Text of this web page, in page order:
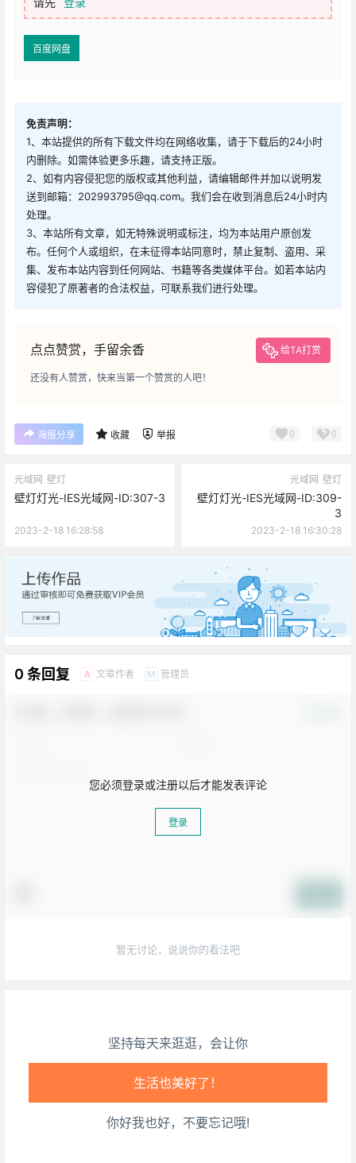
百度网盘
免责声明：
1、本站提供的所有下载文件均在网络收集，请于下载后的24小时
内删除。如需体验更多乐趣，请支持正版。
2、如有内容侵犯您的版权或其他利益，请编辑邮件并加以说明发
送到邮箱：202993795@qq.com。我们会在收到消息后24小时内
处理。
3、本站所有文章，如无特殊说明或标注，均为本站用户原创发
布。任何个人或组织，在未征得本站同意时，禁止复制、盗用、采
集、发布本站内容到任何网站、书籍等各类媒体平台。如若本站内
容侵犯了原著者的合法权益，可联系我们进行处理。
点点赞赏，手留余香 给TA打赏
还没有人赞赏，快来当第一个赞赏的人吧！
海报分享 收藏 举报 0 0
光域网 壁灯
壁灯灯光-IES光域网-ID:307-3
2023-2-18 16:28:58
光域网 壁灯
壁灯灯光-IES光域网-ID:309-
3
2023-2-18 16:30:28
广告
0 条回复 A 文章作者 M 管理员
您必须登录或注册以后才能发表评论
登录
暂无讨论，说说你的看法吧
坚持每天来逛逛，会让你
生活也美好了！
心情也舒畅了！
你好我也好，不要忘记哦!